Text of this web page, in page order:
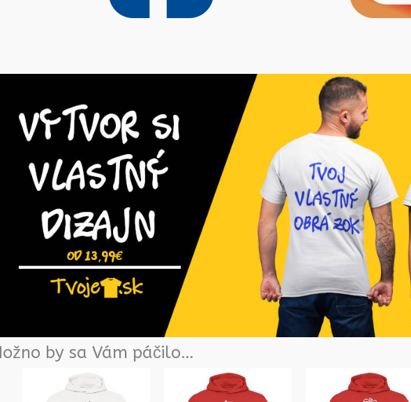
by sa Vám páčilo…